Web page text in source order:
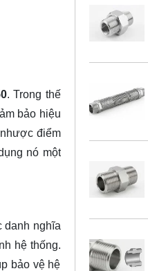
. Trong thế
bảo hiệu
điểm
nó một
danh nghĩa
hệ thống.
bảo vệ hệ